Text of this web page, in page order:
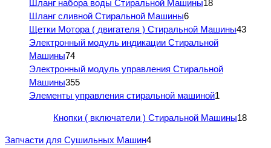
Шланг набора воды Стиральной Машины18
Шланг сливной Стиральной Машины6
Щетки Мотора ( двигателя ) Стиральной Машины43
Электронный модуль индикации Стиральной
Машины74
Электронный модуль управления Стиральной
Машины355
Элементы управления стиральной машиной1
Кнопки ( включатели ) Стиральной Машины18
Запчасти для Сушильных Машин4